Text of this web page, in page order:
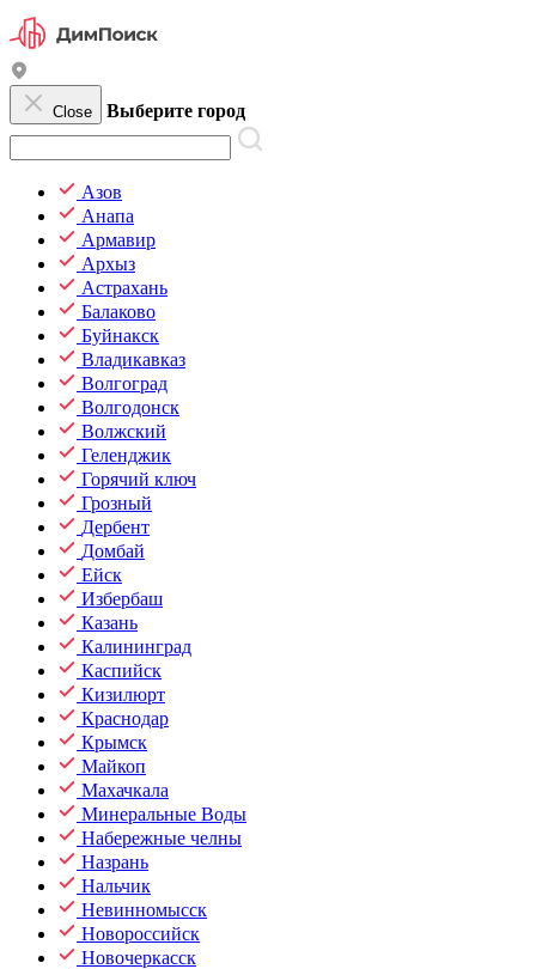
Close Выберите город
Азов
Анапа
Армавир
Архыз
Астрахань
Балаково
Буйнакск
Владикавказ
Волгоград
Волгодонск
Волжский
Геленджик
Горячий ключ
Грозный
Дербент
Домбай
Ейск
Избербаш
Казань
Калининград
Каспийск
Кизилюрт
Краснодар
Крымск
Майкоп
Махачкала
Минеральные Воды
Набережные челны
Назрань
Нальчик
Невинномысск
Новороссийск
Новочеркасск